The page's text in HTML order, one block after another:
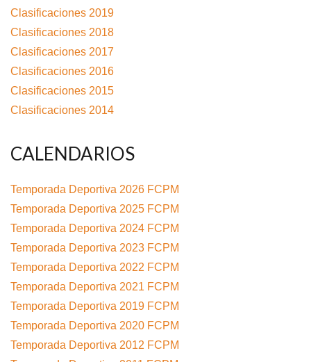
Clasificaciones 2019
Clasificaciones 2018
Clasificaciones 2017
Clasificaciones 2016
Clasificaciones 2015
Clasificaciones 2014
CALENDARIOS
Temporada Deportiva 2026 FCPM
Temporada Deportiva 2025 FCPM
Temporada Deportiva 2024 FCPM
Temporada Deportiva 2023 FCPM
Temporada Deportiva 2022 FCPM
Temporada Deportiva 2021 FCPM
Temporada Deportiva 2019 FCPM
Temporada Deportiva 2020 FCPM
Temporada Deportiva 2012 FCPM